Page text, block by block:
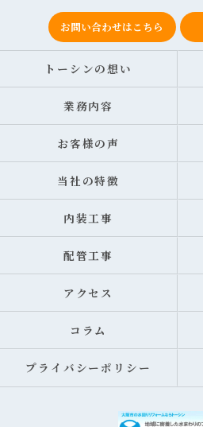
お問い合わせはこちら
トーシンの想い
業務内容
お客様の声
当社の特徴
内装工事
配管工事
アクセス
コラム
プライバシーポリシー